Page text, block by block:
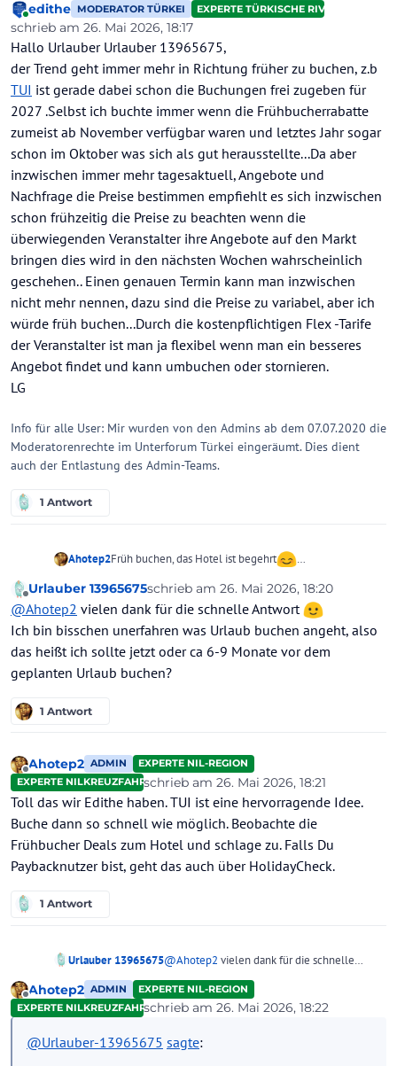
Online
edithe MODERATOR TÜRKEI EXPERTE TÜRKISCHE RIVIERA
schrieb am 26. Mai 2026, 18:17
zuletzt editiert von
Hallo Urlauber Urlauber 13965675,
der Trend geht immer mehr in Richtung früher zu buchen, z.b
TUI ist gerade dabei schon die Buchungen frei zugeben für
2027 .Selbst ich buchte immer wenn die Frühbucherrabatte
zumeist ab November verfügbar waren und letztes Jahr sogar
schon im Oktober was sich als gut herausstellte...Da aber
inzwischen immer mehr tagesaktuell, Angebote und
Nachfrage die Preise bestimmen empfiehlt es sich inzwischen
schon frühzeitig die Preise zu beachten wenn die
überwiegenden Veranstalter ihre Angebote auf den Markt
bringen dies wird in den nächsten Wochen wahrscheinlich
geschehen.. Einen genauen Termin kann man inzwischen
nicht mehr nennen, dazu sind die Preise zu variabel, aber ich
würde früh buchen...Durch die kostenpflichtigen Flex -Tarife
der Veranstalter ist man ja flexibel wenn man ein besseres
Angebot findet und kann umbuchen oder stornieren.
LG
Info für alle User: Mir wurden von den Admins ab dem 07.07.2020 die
Moderatorenrechte im Unterforum Türkei eingeräumt. Dies dient
auch der Entlastung des Admin-Teams.
1 Antwort
Ahotep2Früh buchen, das Hotel ist begehrt
Frühbuchervorteil nutzen,
Den Threadtitel habe ich geändert, damit man was
damit anfangen kann.
Offline
Urlauber 13965675schrieb am 26. Mai 2026, 18:20
zuletzt editiert von
@Ahotep2 vielen dank für die schnelle Antwort
Ich bin bisschen unerfahren was Urlaub buchen angeht, also
das heißt ich sollte jetzt oder ca 6-9 Monate vor dem
geplanten Urlaub buchen?
1 Antwort
Offline
Ahotep2 ADMIN
EXPERTE NIL-REGION
EXPERTE NILKREUZFAHRTENschrieb am 26. Mai 2026, 18:21
zuletzt editiert von
Toll das wir Edithe haben. TUI ist eine hervorragende Idee.
Buche dann so schnell wie möglich. Beobachte die
Frühbucher Deals zum Hotel und schlage zu. Falls Du
Paybacknutzer bist, geht das auch über HolidayCheck.
1 Antwort
Urlauber 13965675@Ahotep2 vielen dank für die schnelle
Antwort
Ich bin bisschen unerfahren was Urlaub
buchen angeht, also das heißt ich sollte jetzt
Urlaub buchen?
Offline
Ahotep2 ADMIN
EXPERTE NIL-REGION
EXPERTE NILKREUZFAHRTENschrieb am 26. Mai 2026, 18:22
zuletzt editiert von
@Urlauber-13965675 sagte: